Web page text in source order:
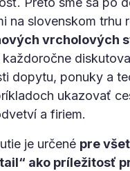
na slovenskom trhu
vrcholových
dopytu, ponuky a
ukazovať
a firiem.
je určené pre
ako príležitosť